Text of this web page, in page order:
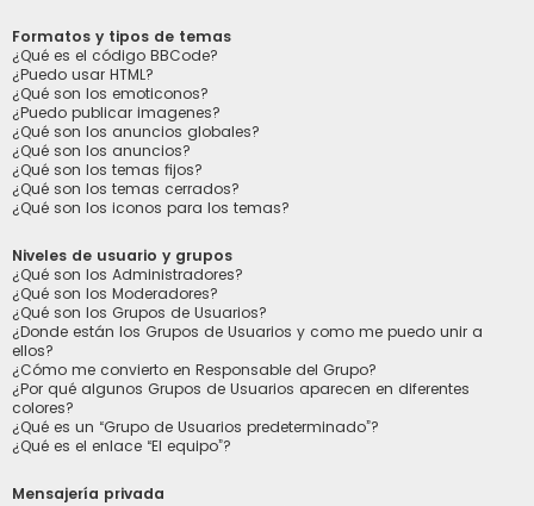
Formatos y tipos de temas
¿Qué es el código BBCode?
¿Puedo usar HTML?
¿Qué son los emoticonos?
¿Puedo publicar imagenes?
¿Qué son los anuncios globales?
¿Qué son los anuncios?
¿Qué son los temas fijos?
¿Qué son los temas cerrados?
¿Qué son los iconos para los temas?
Niveles de usuario y grupos
¿Qué son los Administradores?
¿Qué son los Moderadores?
¿Qué son los Grupos de Usuarios?
¿Donde están los Grupos de Usuarios y como me puedo unir a
ellos?
¿Cómo me convierto en Responsable del Grupo?
¿Por qué algunos Grupos de Usuarios aparecen en diferentes
colores?
¿Qué es un “Grupo de Usuarios predeterminado”?
¿Qué es el enlace “El equipo”?
Mensajería privada